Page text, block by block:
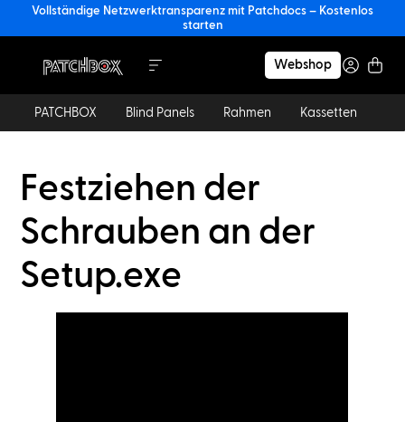
Vollständige Netzwerktransparenz mit Patchdocs – Kostenlos
starten
Webshop
PATCHBOX Blind Panels Rahmen Kassetten
Festziehen der
Schrauben an der
Setup.exe